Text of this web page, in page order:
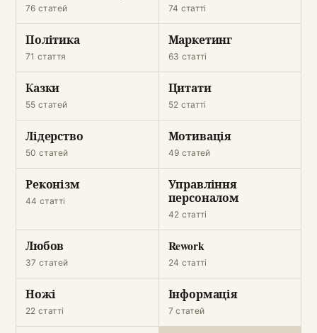
76 статей 74 статті
Політика
71 стаття
Маркетинг
63 статті
Казки
55 статей
Цитати
52 статті
Лідерство
50 статей
Мотивація
49 статей
Реконізм
44 статті
Управління
персоналом
42 статті
Любов
37 статей
Rework
24 статті
Ножі
22 статті
Інформація
7 статей